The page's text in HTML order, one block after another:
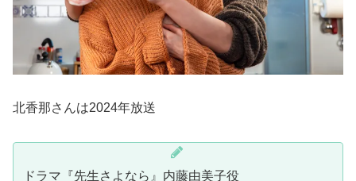
北香那さんは2024年放送
ドラマ『先生さよなら』内藤由美子役